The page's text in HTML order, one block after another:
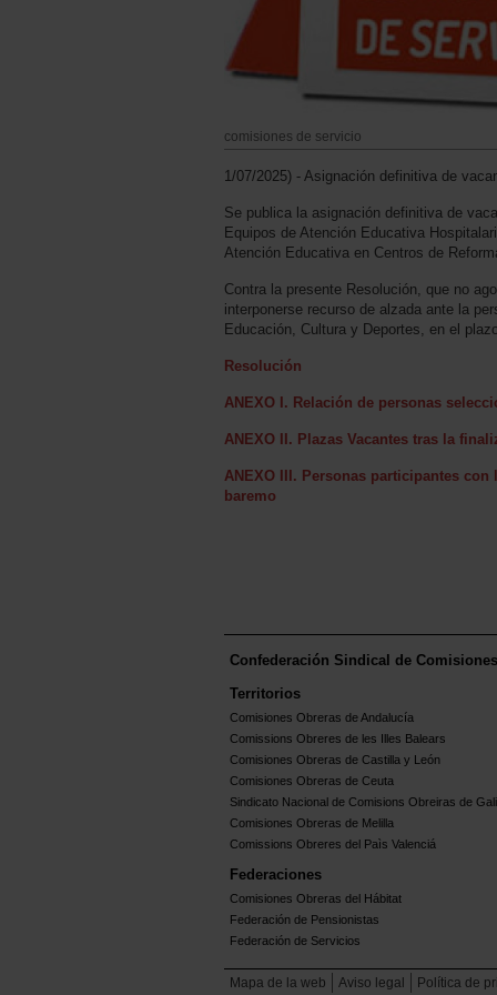
comisiones de servicio
1/07/2025) - Asignación definitiva de
Se publica la asignación definitiva de
Equipos de Atención Educativa
Atención Educativa en Centros de
Contra la presente Resolución, que no
interponerse recurso de alzada ante la
Educación, Cultura y Deportes, en el
Resolución
ANEXO I. Relación de personas
ANEXO II. Plazas Vacantes tras la
ANEXO III. Personas participantes
baremo
Confederación Sindical de
Territorios
Comisiones Obreras de Andalucía
Comissions Obreres de les Illes Balears
Comisiones Obreras de Castilla y León
Comisiones Obreras de Ceuta
Sindicato Nacional de Comisions Obreiras de
Comisiones Obreras de Melilla
Comissions Obreres del Paìs Valenciá
Federaciones
Comisiones Obreras del Hábitat
Federación de Pensionistas
Federación de Servicios
Mapa de la web Aviso legal Política de